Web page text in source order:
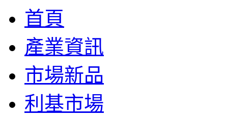
首頁
產業資訊
市場新品
利基市場